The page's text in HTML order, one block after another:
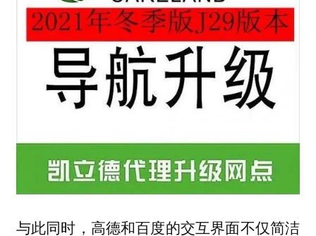
与此同时，高德和百度的交互界面不仅简洁